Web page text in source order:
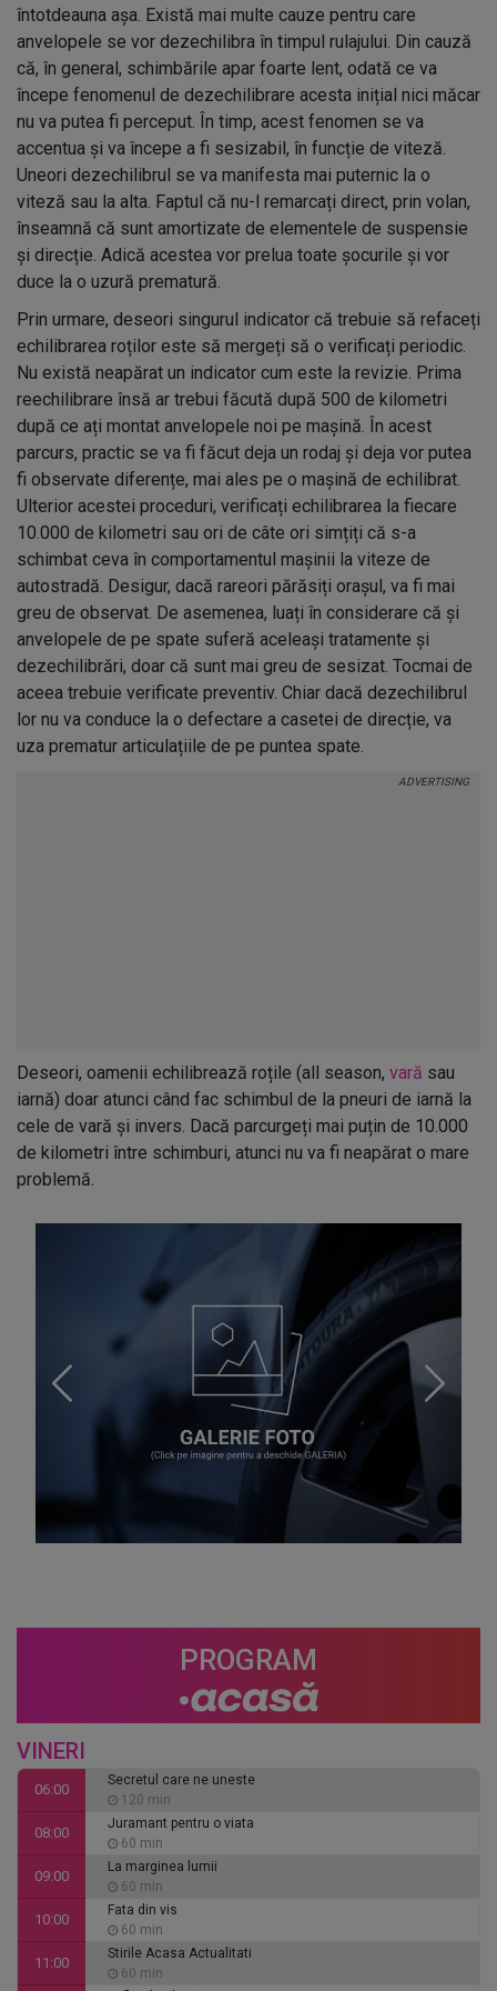
întotdeauna așa. Există mai multe cauze pentru care
anvelopele se vor dezechilibra în timpul rulajului. Din cauză
că, în general, schimbările apar foarte lent, odată ce va
începe fenomenul de dezechilibrare acesta inițial nici măcar
nu va putea fi perceput. În timp, acest fenomen se va
accentua și va începe a fi sesizabil, în funcție de viteză.
Uneori dezechilibrul se va manifesta mai puternic la o
viteză sau la alta. Faptul că nu-l remarcați direct, prin volan,
înseamnă că sunt amortizate de elementele de suspensie
și direcție. Adică acestea vor prelua toate șocurile și vor
duce la o uzură prematură.
Prin urmare, deseori singurul indicator că trebuie să refaceți
echilibrarea roților este să mergeți să o verificați periodic.
Nu există neapărat un indicator cum este la revizie. Prima
reechilibrare însă ar trebui făcută după 500 de kilometri
după ce ați montat anvelopele noi pe mașină. În acest
parcurs, practic se va fi făcut deja un rodaj și deja vor putea
fi observate diferențe, mai ales pe o mașină de echilibrat.
Ulterior acestei proceduri, verificați echilibrarea la fiecare
10.000 de kilometri sau ori de câte ori simțiți că s-a
schimbat ceva în comportamentul mașinii la viteze de
autostradă. Desigur, dacă rareori părăsiți orașul, va fi mai
greu de observat. De asemenea, luați în considerare că și
anvelopele de pe spate suferă aceleași tratamente și
dezechilibrări, doar că sunt mai greu de sesizat. Tocmai de
aceea trebuie verificate preventiv. Chiar dacă dezechilibrul
lor nu va conduce la o defectare a casetei de direcție, va
uza prematur articulațiile de pe puntea spate.
Deseori, oamenii echilibrează roțile (all season, vară sau
iarnă) doar atunci când fac schimbul de la pneuri de iarnă la
cele de vară și invers. Dacă parcurgeți mai puțin de 10.000
de kilometri între schimburi, atunci nu va fi neapărat o mare
problemă.
PROGRAM
VINERI
06:00
Secretul care ne uneste
120 min
08:00
Juramant pentru o viata
60 min
09:00
La marginea lumii
60 min
10:00
Fata din vis
60 min
11:00
Stirile Acasa Actualitati
60 min